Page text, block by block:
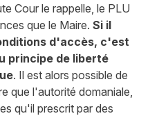
Cour le rappelle, le PLU
que le Maire. Si il
d'accès, c'est
principe de liberté
. Il est alors possible de
que l'autorité domaniale,
qu'il prescrit par des